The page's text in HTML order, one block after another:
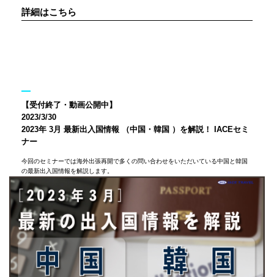
詳細はこちら
【受付終了・動画公開中】
2023/3/30
2023年 3月 最新出入国情報 （中国・韓国 ）を解説！ IACEセミ
ナー
今回のセミナーでは海外出張再開で多くの問い合わせをいただいている中国と韓国
の最新出入国情報を解説します。